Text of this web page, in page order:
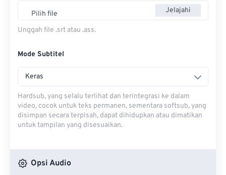
Pilih file Jelajahi
Unggah file .srt atau .ass.
Mode Subtitel
Keras
Hardsub, yang selalu terlihat dan terintegrasi ke dalam
video, cocok untuk teks permanen, sementara softsub, yang
disimpan secara terpisah, dapat dihidupkan atau dimatikan
untuk tampilan yang disesuaikan.
Opsi Audio